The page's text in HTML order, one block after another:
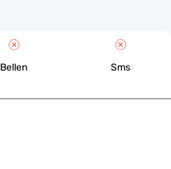
Bellen Sms